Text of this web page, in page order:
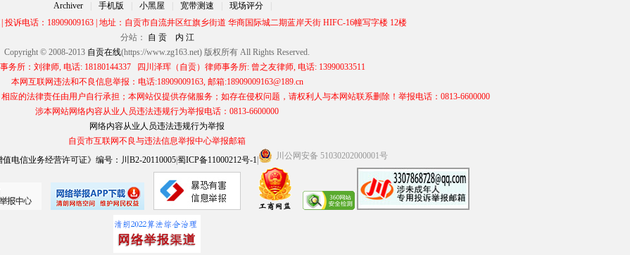
Archiver 手机版 小黑屋 宽带测速 现场评分
| 投诉电话：18909009163 | 地址：自贡市自流井区红旗乡街道 华商国际城二期蓝岸天街 HIFC-16幢写字楼 12楼
分站：
自 贡
内 江
Copyright © 2008-2013 自贡在线(https://www.zg163.net) 版权所有 All Rights Reserved.
务所：刘律师, 电话: 18180144337 四川泽珲（自贡）律师事务所: 曾之友律师, 电话: 13990033511
本网互联网违法和不良信息举报：电话:18909009163, 邮箱:18909009163@189.cn
应的法律责任由用户自行承担；本网站仅提供存储服务；如存在侵权问题，请权利人与本网站联系删除！举报电话：0813-6600000
涉本网站网络内容从业人员违法违规行为举报电话：0813-6600000
网络内容从业人员违法违规行为举报
自贡市互联网不良与违法信息举报中心举报邮箱
值电信业务经营许可证》编号：川B2-20110005|蜀ICP备11000212号-1 川公网安备 51030202000001号